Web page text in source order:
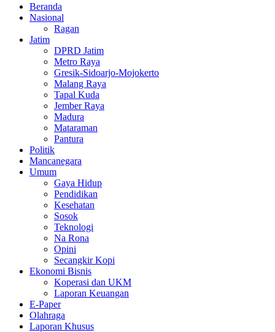
Beranda
Nasional
Ragan
Jatim
DPRD Jatim
Metro Raya
Gresik-Sidoarjo-Mojokerto
Malang Raya
Tapal Kuda
Jember Raya
Madura
Mataraman
Pantura
Politik
Mancanegara
Umum
Gaya Hidup
Pendidikan
Kesehatan
Sosok
Teknologi
Na Rona
Opini
Secangkir Kopi
Ekonomi Bisnis
Koperasi dan UKM
Laporan Keuangan
E-Paper
Olahraga
Laporan Khusus